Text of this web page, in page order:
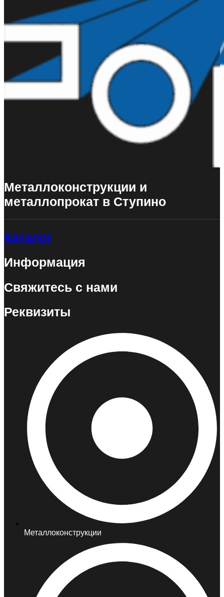
Металлоконструкции и
металлопрокат в Ступино
Каталог
Информация
Свяжитесь с нами
Реквизиты
Металлоконструкции